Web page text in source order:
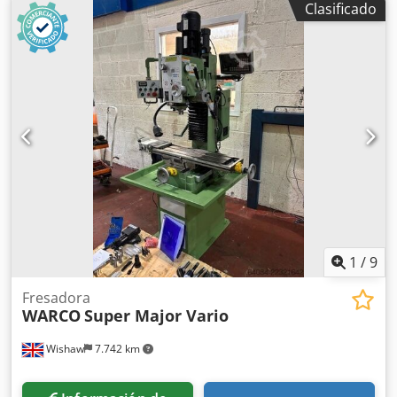
cabezal inclinable y a la posibilidad de utilizar el eje
(incluso con descenso automático) con lubricación
automática de las guías. Dsdsznvmyopfx Adwokr Equipada
con avances automáticos independientes, también incluye
un divisor con cabeza giratoria, junto con sus engranajes,
juego de división y algunas herramientas; máquina
reacondicionada según las normas, y en perfecto estado
de funcionamiento.
Clasificado
1 /9
Wishaw 7.742 km
Fresadora
WARCOSuper Major Vario